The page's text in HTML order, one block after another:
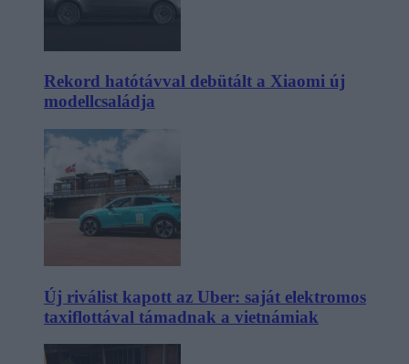
Rekord hatótávval debütált a Xiaomi új
modellcsaládja
Új riválist kapott az Uber: saját elektromos
taxiflottával támadnak a vietnámiak